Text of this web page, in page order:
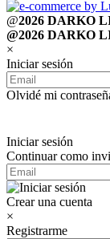
@2026 DARKO
@2026 DARKO
×
Iniciar sesión
Olvidé mi
Iniciar sesión
Continuar como
Crear una cuenta
×
Registrarme